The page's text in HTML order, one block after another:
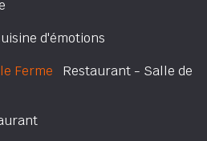
d'émotions
Ferme Restaurant - Salle de